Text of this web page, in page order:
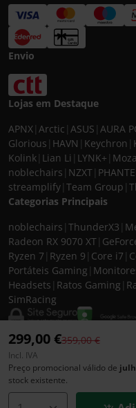
Preço reduzido
359,00 €para
299,00 €
Incl. IVA
Preço promocional válido de
stock existente.
Envio
Lojas em Destaque
APNX Arctic ASUS AURA
Glorious HAVN Keychron
Kolink Lian Li LYNK+
noblechairs NZXT
streamplify Team Group
Categorias Principais
noblechairs ThunderX3
Radeon RX 9070 XT
Ryzen 7 Ryzen 9 Core i7
Portáteis Gaming
Headsets Ratos Gaming
SimRacing
© 2026 CASEKING IBERIA.
taxa em vigor para todos os
corresponder às configurações
alteração sem aviso prévio. A